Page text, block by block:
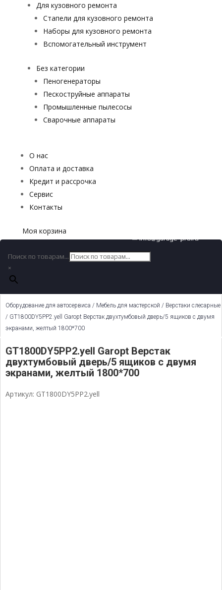
Для кузовного ремонта
Стапели для кузовного ремонта
Наборы для кузовного ремонта
Вспомогательный инструмент
Без категории
Пеногенераторы
Пескоструйные аппараты
Промышленные пылесосы
Сварочные аппараты
О нас
Оплата и доставка
Кредит и рассрочка
Сервис
Контакты
Моя корзина
✉ info@garage-pro.ru
Поиск по товарам...
×
Оборудование для автосервиса / Мебель для мастерской / Верстаки слесарные
/ GT1800DY5PP2.yell Garopt Верстак двухтумбовый дверь/5 ящиков с двумя
экранами, желтый 1800*700
GT1800DY5PP2.yell Garopt Верстак
двухтумбовый дверь/5 ящиков с двумя
экранами, желтый 1800*700
Артикул: GT1800DY5PP2.yell